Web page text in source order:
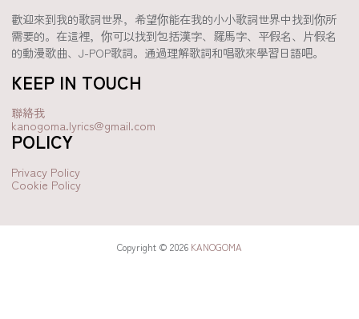
歡迎來到我的歌詞世界，希望你能在我的小小歌詞世界中找到你所
需要的。在這裡，你可以找到包括漢字、羅馬字、平假名、片假名
的動漫歌曲、J-POP歌詞。通過理解歌詞和唱歌來學習日語吧。
KEEP IN TOUCH
聯絡我
kanogoma.lyrics@gmail.com
POLICY
Privacy Policy
Cookie Policy
Copyright © 2026 KANOGOMA